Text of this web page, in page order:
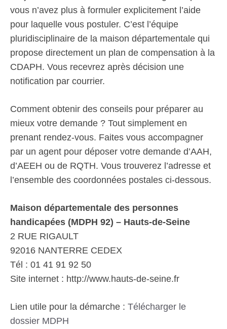
vous n’avez plus à formuler explicitement l’aide
pour laquelle vous postuler. C’est l’équipe
pluridisciplinaire de la maison départementale qui
propose directement un plan de compensation à la
CDAPH. Vous recevrez après décision une
notification par courrier.
Comment obtenir des conseils pour préparer au
mieux votre demande ? Tout simplement en
prenant rendez-vous. Faites vous accompagner
par un agent pour déposer votre demande d’AAH,
d’AEEH ou de RQTH. Vous trouverez l’adresse et
l’ensemble des coordonnées postales ci-dessous.
Maison départementale des personnes
handicapées (MDPH 92) – Hauts-de-Seine
2 RUE RIGAULT
92016 NANTERRE CEDEX
Tél : 01 41 91 92 50
Site internet : http://www.hauts-de-seine.fr
Lien utile pour la démarche : Télécharger le
dossier MDPH